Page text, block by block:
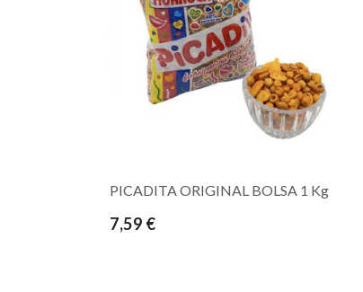
PICADITA ORIGINAL BOLSA 1 Kg
7,59 €